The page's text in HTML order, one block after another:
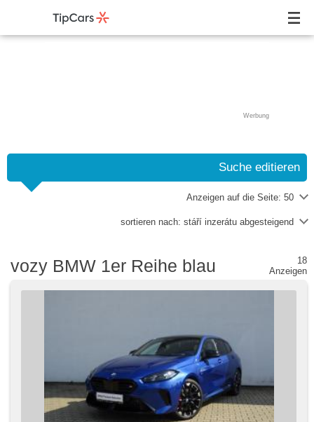
Werbung
Suche editieren
Anzeigen auf die Seite: 50
sortieren nach: stáří inzerátu abgesteigend
vozy BMW 1er Reihe blau
18
Anzeigen